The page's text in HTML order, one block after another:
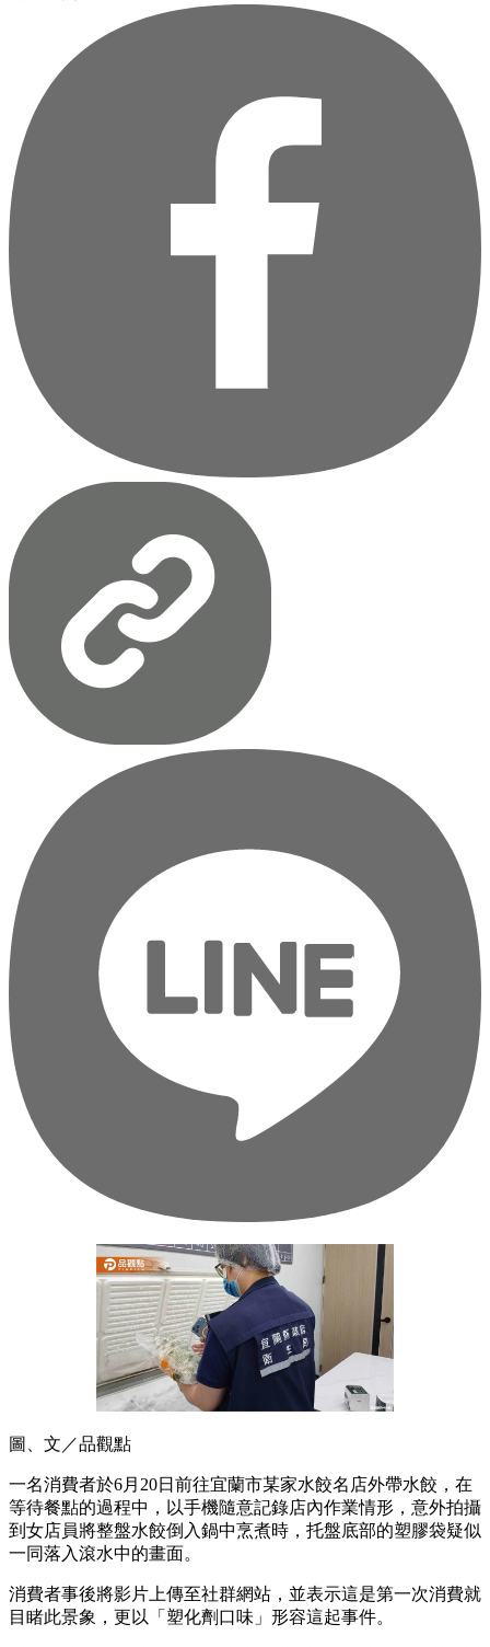
圖、文／品觀點
一名消費者於6月20日前往宜蘭市某家水餃名店外帶水餃，在
等待餐點的過程中，以手機隨意記錄店內作業情形，意外拍攝
到女店員將整盤水餃倒入鍋中烹煮時，托盤底部的塑膠袋疑似
一同落入滾水中的畫面。
消費者事後將影片上傳至社群網站，並表示這是第一次消費就
目睹此景象，更以「塑化劑口味」形容這起事件。